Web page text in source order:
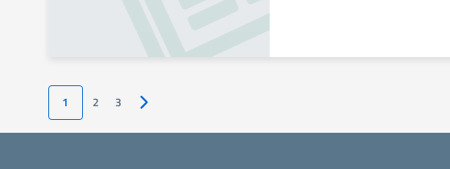
1 2 3 Pagina successiva